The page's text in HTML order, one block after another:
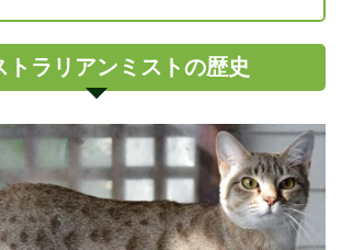
トラリアンミストの歴史